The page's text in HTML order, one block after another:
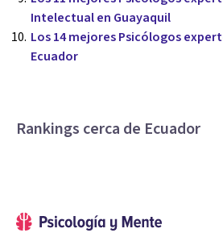
Intelectual en Guayaquil
Los 14 mejores Psicólogos
Ecuador
Rankings cerca de Ecuador